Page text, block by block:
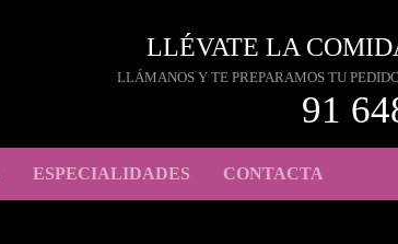
LLÉVATE LA
LLÁMANOS Y TE PREPARAMOS TU
91
ESPECIALIDADES CONTACTA